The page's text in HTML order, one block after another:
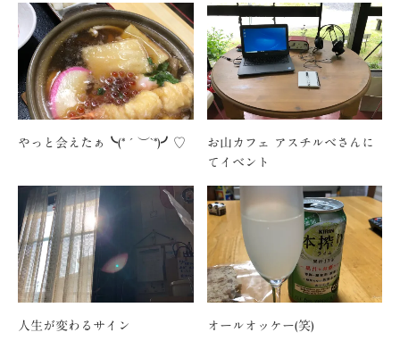
やっと会えたぁ╰(*´︶`*)╯♡
お山カフェ アスチルベさんに
てイベント
人生が変わるサイン オールオッケー(笑)